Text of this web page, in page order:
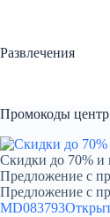
Развлечения
Промокоды центр
Скидки до 70%
Предложение с
Предложение с
MD083793